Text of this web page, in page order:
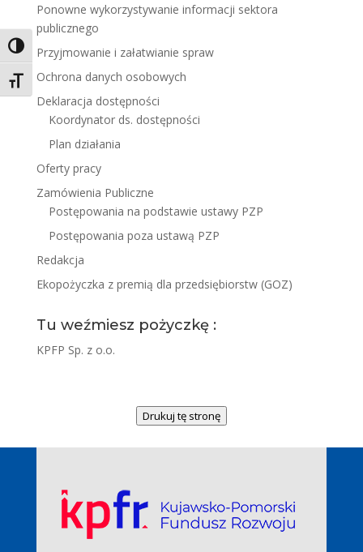
Toggle High Contrast
Toggle Font size
Ponowne wykorzystywanie informacji sektora
publicznego
Przyjmowanie i załatwianie spraw
Ochrona danych osobowych
Deklaracja dostępności
Koordynator ds. dostępności
Plan działania
Oferty pracy
Zamówienia Publiczne
Postępowania na podstawie ustawy PZP
Postępowania poza ustawą PZP
Redakcja
Ekopożyczka z premią dla przedsiębiorstw (GOZ)
Tu weźmiesz pożyczkę :
KPFP Sp. z o.o.
Drukuj tę stronę